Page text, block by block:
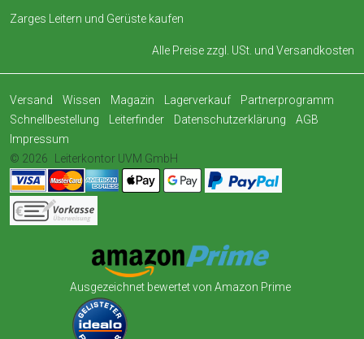
Zarges Leitern und Gerüste kaufen
Alle Preise zzgl. USt. und Versandkosten
Versand Wissen Magazin Lagerverkauf
Partnerprogramm
Schnellbestellung
Leiterfinder Datenschutzerklärung
AGB
Impressum
© 2026
Leiterkontor UVM GmbH
Ausgezeichnet bewertet von Amazon Prime